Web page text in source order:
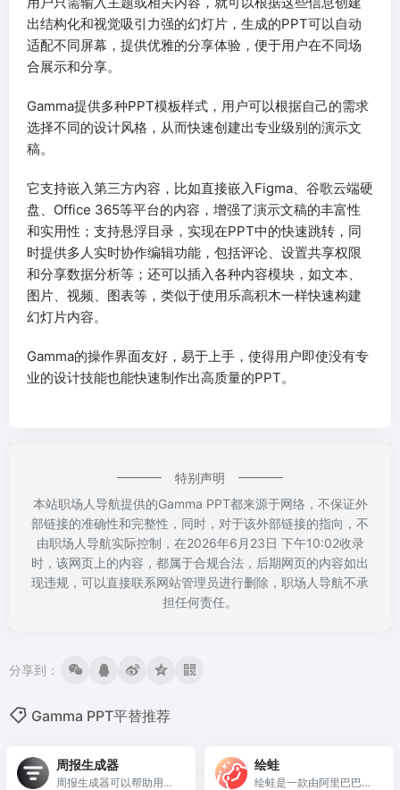
出结构化和视觉吸引力强的幻灯片，生成的PPT可以自动
适配不同屏幕，提供优雅的分享体验，便于用户在不同场
合展示和分享。
Gamma提供多种PPT模板样式，用户可以根据自己的需求
选择不同的设计风格，从而快速创建出专业级别的演示文
稿。
它支持嵌入第三方内容，比如直接嵌入Figma、谷歌云端硬
盘、Office 365等平台的内容，增强了演示文稿的丰富性
和实用性；支持悬浮目录，实现在PPT中的快速跳转，同
时提供多人实时协作编辑功能，包括评论、设置共享权限
和分享数据分析等；还可以插入各种内容模块，如文本、
图片、视频、图表等，类似于使用乐高积木一样快速构建
幻灯片内容。
Gamma的操作界面友好，易于上手，使得用户即使没有专
业的设计技能也能快速制作出高质量的PPT。
特别声明
本站职场人导航提供的Gamma PPT都来源于网络，不保证外
部链接的准确性和完整性，同时，对于该外部链接的指向，不
由职场人导航实际控制，在2026年6月23日 下午10:02收录
时，该网页上的内容，都属于合规合法，后期网页的内容如出
现违规，可以直接联系网站管理员进行删除，职场人导航不承
担任何责任。
分享到：
Gamma PPT平替推荐
周报生成器
周报生成器可以帮助用户
绘蛙
绘蛙是一款由阿里巴巴集